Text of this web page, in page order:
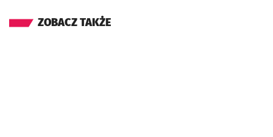
ZOBACZ TAKŻE